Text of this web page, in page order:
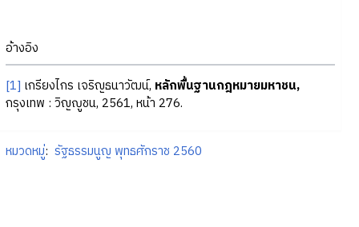
อ้างอิง
[1] เกรียงไกร เจริญธนาวัฒน์, หลักพื้นฐานกฎหมายมหาชน,
กรุงเทพ : วิญญูชน, 2561, หน้า 276.
หมวดหมู่: รัฐธรรมนูญ พุทธศักราช 2560